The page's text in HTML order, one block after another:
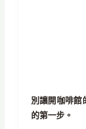
別讓開咖啡館
的第一步。